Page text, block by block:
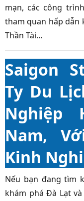
mạn, các công
tham quan hấp dẫn
Thần Tài…
Saigon
Ty Du
Nghiệp
Nam,
Kinh
Nếu bạn đang tìm
khám phá Đà Lạt